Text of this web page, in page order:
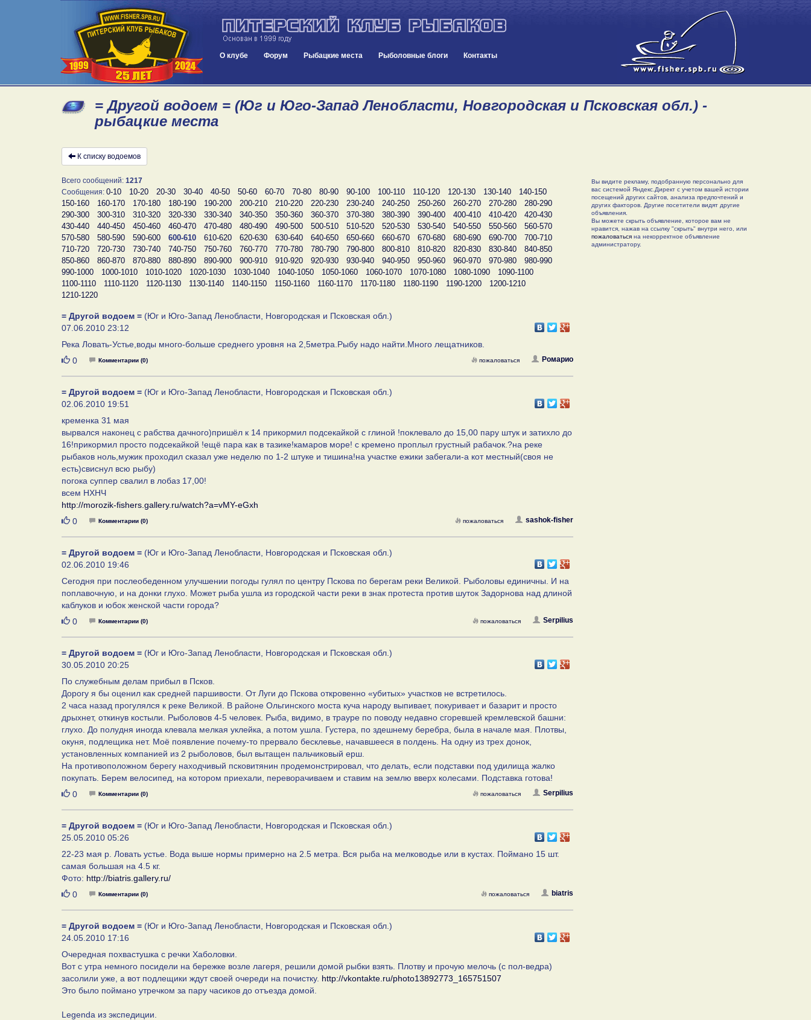
О клубе Форум Рыбацкие места Рыболовные блоги Контакты
= Другой водоем = (Юг и Юго-Запад Ленобласти, Новгородская и Псковская обл.) -
рыбацкие места
К списку водоемов
Всего сообщений: 1217
Сообщения: 0-10 10-20 20-30 30-40 40-50 50-60 60-70 70-80 80-90 90-100 100-110 110-120 120-130 130-140
140-150
150-160
160-170 170-180 180-190 190-200 200-210 210-220 220-230 230-240 240-250 250-260 260-270 270-280
280-290
290-300
300-310 310-320 320-330 330-340 340-350 350-360 360-370 370-380 380-390 390-400 400-410 410-420
420-430
430-440
440-450 450-460 460-470 470-480 480-490 490-500 500-510 510-520 520-530 530-540 540-550 550-560
560-570
570-580
580-590 590-600 600-610 610-620 620-630 630-640 640-650 650-660 660-670 670-680 680-690 690-700
700-710
710-720
720-730 730-740 740-750 750-760 760-770 770-780 780-790 790-800 800-810 810-820 820-830 830-840
840-850
850-860
860-870 870-880 880-890 890-900 900-910 910-920 920-930 930-940 940-950 950-960 960-970 970-980
980-990
990-1000
1000-1010 1010-1020 1020-1030 1030-1040 1040-1050 1050-1060 1060-1070 1070-1080 1080-1090
1090-1100
1100-1110
1110-1120 1120-1130 1130-1140 1140-1150 1150-1160 1160-1170 1170-1180 1180-1190 1190-1200
1200-1210
1210-1220
= Другой водоем = (Юг и Юго-Запад Ленобласти, Новгородская и Псковская обл.)
07.06.2010 23:12
Река Ловать-Устье,воды много-больше среднего уровня на 2,5метра.Рыбу надо найти.Много лещатников.
Нравится
0 Комментарии (0) Ромарио
пожаловаться
= Другой водоем = (Юг и Юго-Запад Ленобласти, Новгородская и Псковская обл.)
02.06.2010 19:51
кременка 31 мая
вырвался наконец с рабства дачного)пришёл к 14 прикормил подсекайкой с глиной !поклевало до 15,00 пару штук и затихло до
16!прикормил просто подсекайкой !ещё пара как в тазике!камаров море! с кремено проплыл грустный рабачок.?на реке
рыбаков ноль,мужик проходил сказал уже неделю по 1-2 штуке и тишина!на участке ежики забегали-а кот местный(своя не
есть)свиснул всю рыбу)
погока суппер свалил в лобаз 17,00!
всем НХНЧ
http://morozik-fishers.gallery.ru/watch?a=vMY-eGxh
Нравится
0 Комментарии (0) sashok-fisher
пожаловаться
= Другой водоем = (Юг и Юго-Запад Ленобласти, Новгородская и Псковская обл.)
02.06.2010 19:46
Сегодня при послеобеденном улучшении погоды гулял по центру Пскова по берегам реки Великой. Рыболовы единичны. И на
поплавочную, и на донки глухо. Может рыба ушла из городской части реки в знак протеста против шуток Задорнова над длиной
каблуков и юбок женской части города?
Нравится
0 Комментарии (0) Serpilius
пожаловаться
= Другой водоем = (Юг и Юго-Запад Ленобласти, Новгородская и Псковская обл.)
30.05.2010 20:25
По служебным делам прибыл в Псков.
Дорогу я бы оценил как средней паршивости. От Луги до Пскова откровенно «убитых» участков не встретилось.
2 часа назад прогулялся к реке Великой. В районе Ольгинского моста куча народу выпивает, покуривает и базарит и просто
дрыхнет, откинув костыли. Рыболовов 4-5 человек. Рыба, видимо, в трауре по поводу недавно сгоревшей кремлевской башни:
глухо. До полудня иногда клевала мелкая уклейка, а потом ушла. Густера, по здешнему беребра, была в начале мая. Плотвы,
окуня, подлещика нет. Моё появление почему-то прервало бесклевье, начавшееся в полдень. На одну из трех донок,
установленных компанией из 2 рыболовов, был вытащен пальчиковый ерш.
На противоположном берегу находчивый псковитянин продемонстрировал, что делать, если подставки под удилища жалко
покупать. Берем велосипед, на котором приехали, переворачиваем и ставим на землю вверх колесами. Подставка готова!
Нравится
0 Комментарии (0) Serpilius
пожаловаться
= Другой водоем = (Юг и Юго-Запад Ленобласти, Новгородская и Псковская обл.)
25.05.2010 05:26
22-23 мая р. Ловать устье. Вода выше нормы примерно на 2.5 метра. Вся рыба на мелководье или в кустах. Поймано 15 шт.
самая большая на 4.5 кг.
Фото: http://biatris.gallery.ru/
Нравится
0 Комментарии (0) biatris
пожаловаться
= Другой водоем = (Юг и Юго-Запад Ленобласти, Новгородская и Псковская обл.)
24.05.2010 17:16
Очередная похвастушка с речки Хаболовки.
Вот с утра немного посидели на бережке возле лагеря, решили домой рыбки взять. Плотву и прочую мелочь (с пол-ведра)
засолили уже, а вот подлещики ждут своей очереди на почистку. http://vkontakte.ru/photo13892773_165751507
Это было поймано утречком за пару часиков до отъезда домой.
Legenda из экспедиции.
Вы видите рекламу, подобранную персонально для
вас системой Яндекс.Директ с учетом вашей истории
посещений других сайтов, анализа предпочтений и
других факторов. Другие посетители видят другие
объявления.
Вы можете скрыть объявление, которое вам не
нравится, нажав на ссылку "скрыть" внутри него, или
пожаловатьсяна некорректное объявление
администратору.